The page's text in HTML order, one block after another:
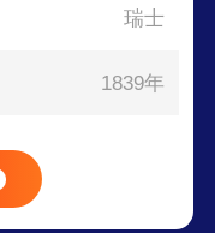
瑞士
1839年